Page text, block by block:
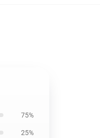
75%
25%